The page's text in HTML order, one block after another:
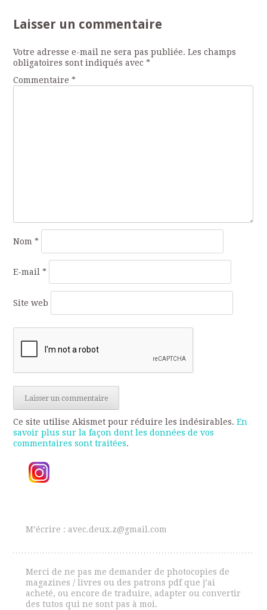
des
articles
Laisser un commentaire
Votre adresse e-mail ne sera pas publiée. Les champs
obligatoires sont indiqués avec*
Commentaire*
Nom*
E-mail*
Site web
Ce site utilise Akismet pour réduire les indésirables.En
savoir plus sur la façon dont les données de vos
commentaires sont traitées.
M’écrire : avec.deux.z@gmail.com
Merci de ne pas me demander de photocopies de
magazines / livres ou des patrons pdf que j’ai
acheté, ou encore de traduire, adapter ou convertir
des tutos qui ne sont pas à moi.